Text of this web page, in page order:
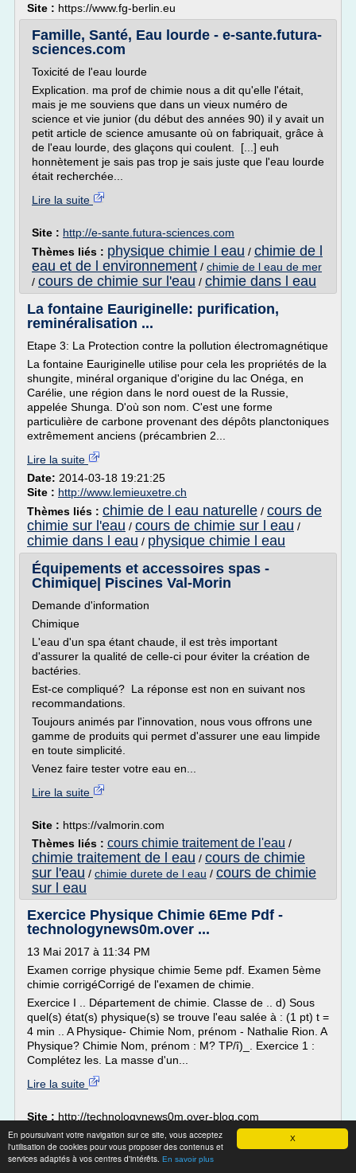
X
En poursuivant votre navigation sur ce site, vous acceptez
l'utilisation de cookies pour vous proposer des contenus et
services adaptés à vos centres d'intérêts. En savoir plus
Site : https://www.fg-berlin.eu
Famille, Santé, Eau lourde - e-sante.futura-
sciences.com
Toxicité de l'eau lourde
Explication. ma prof de chimie nous a dit qu'elle l'était,
mais je me souviens que dans un vieux numéro de
science et vie junior (du début des années 90) il y avait un
petit article de science amusante où on fabriquait, grâce à
de l'eau lourde, des glaçons qui coulent. [...] euh
honnètement je sais pas trop je sais juste que l'eau lourde
était recherchée...
Lire la suite
Site : http://e-sante.futura-sciences.com
Thèmes liés : physique chimie l eau / chimie de l
eau et de l environnement / chimie de l eau de mer
/ cours de chimie sur l'eau / chimie dans l eau
La fontaine Eauriginelle: purification,
reminéralisation ...
Etape 3: La Protection contre la pollution électromagnétique
La fontaine Eauriginelle utilise pour cela les propriétés de la
shungite, minéral organique d'origine du lac Onéga, en
Carélie, une région dans le nord ouest de la Russie,
appelée Shunga. D'où son nom. C'est une forme
particulière de carbone provenant des dépôts planctoniques
extrêmement anciens (précambrien 2...
Lire la suite
Date: 2014-03-18 19:21:25
Site : http://www.lemieuxetre.ch
Thèmes liés : chimie de l eau naturelle / cours de
chimie sur l'eau / cours de chimie sur l eau /
chimie dans l eau / physique chimie l eau
Équipements et accessoires spas -
Chimique| Piscines Val-Morin
Demande d'information
Chimique
L'eau d'un spa étant chaude, il est très important
d'assurer la qualité de celle-ci pour éviter la création de
bactéries.
Est-ce compliqué? La réponse est non en suivant nos
recommandations.
Toujours animés par l'innovation, nous vous offrons une
gamme de produits qui permet d'assurer une eau limpide
en toute simplicité.
Venez faire tester votre eau en...
Lire la suite
Site : https://valmorin.com
Thèmes liés : cours chimie traitement de l'eau /
chimie traitement de l eau / cours de chimie
sur l'eau / chimie durete de l eau / cours de chimie
sur l eau
Exercice Physique Chimie 6Eme Pdf -
technologynews0m.over ...
13 Mai 2017 à 11:34 PM
Examen corrige physique chimie 5eme pdf. Examen 5ème
chimie corrigéCorrigé de l'examen de chimie.
Exercice I .. Département de chimie. Classe de .. d) Sous
quel(s) état(s) physique(s) se trouve l'eau salée à : (1 pt) t =
4 min .. A Physique- Chimie Nom, prénom - Nathalie Rion. A
Physique? Chimie Nom, prénom : M? TP/î)_. Exercice 1 :
Complétez les. La masse d'un...
Lire la suite
Site : http://technologynews0m.over-blog.com
Progression en 5ème en sciences
physiques - Le blog de ...